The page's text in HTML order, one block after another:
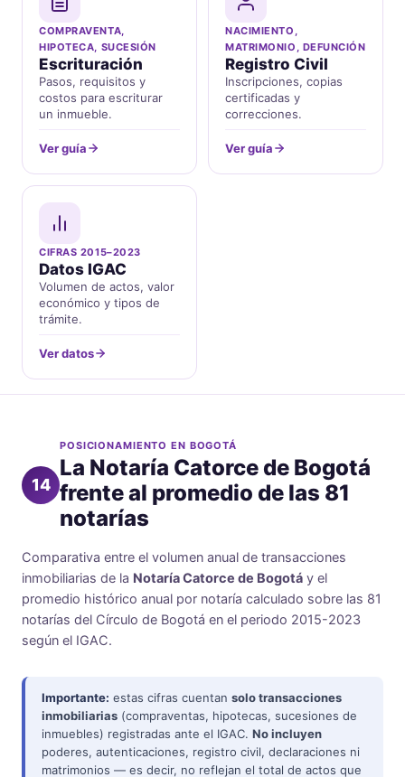
COMPRAVENTA,
HIPOTECA, SUCESIÓN
Escrituración
Pasos, requisitos y
costos para escriturar
un inmueble.
Ver guía
NACIMIENTO,
MATRIMONIO, DEFUNCIÓN
Registro Civil
Inscripciones, copias
certificadas y
correcciones.
Ver guía
CIFRAS 2015–2023
Datos IGAC
Volumen de actos, valor
económico y tipos de
trámite.
Ver datos
14
POSICIONAMIENTO EN BOGOTÁ
La Notaría Catorce de Bogotá
frente al promedio de las 81
notarías
Comparativa entre el volumen anual de transacciones
inmobiliarias de la Notaría Catorce de Bogotá y el
promedio histórico anual por notaría calculado sobre las 81
notarías del Círculo de Bogotá en el periodo 2015-2023
según el IGAC.
Importante: estas cifras cuentan solo transacciones
inmobiliarias (compraventas, hipotecas, sucesiones de
inmuebles) registradas ante el IGAC. No incluyen
poderes, autenticaciones, registro civil, declaraciones ni
matrimonios — es decir, no reflejan el total de actos que